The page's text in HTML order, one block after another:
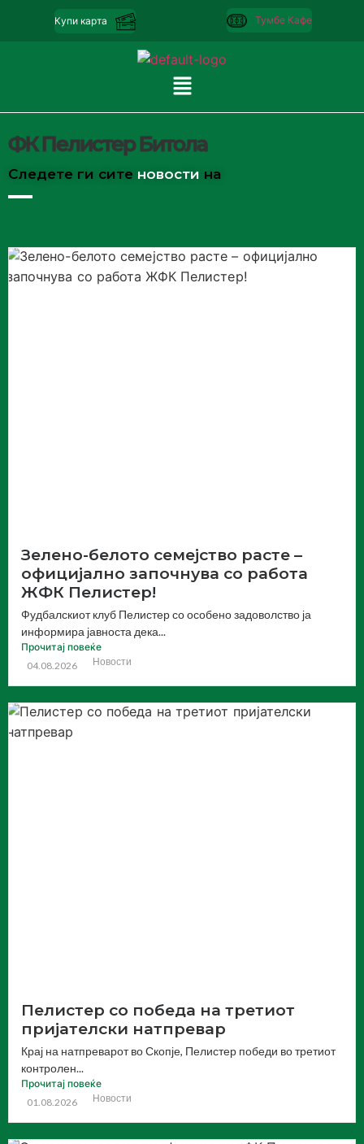
Купи карта Тумбе Кафе
ФК Пелистер Битола
Следете ги сите новости на
Зелено-белото семејство расте –
официјално започнува со работа
ЖФК Пелистер!
Фудбалскиот клуб Пелистер со особено задоволство ја
информира јавноста дека...
Прочитај повеќе
04.08.2026
Новости
Пелистер со победа на третиот
пријателски натпревар
Крај на натпреварот во Скопје, Пелистер победи во третиот
контролен...
Прочитај повеќе
01.08.2026
Новости